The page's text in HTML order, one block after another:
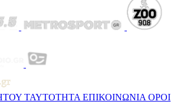
ΤΑΥΤΟΤΗΤΑ ΕΠΙΚΟΙΝΩΝΙΑ ΟΡΟΙ